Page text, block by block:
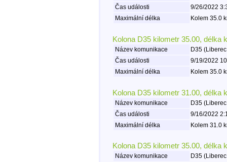
Čas události
9/26/2022
Maximální délka
Kolem 35.0
Kolona D35 kilometr 35.00, délka
Název komunikace
D35
Čas události
9/19/2022
Maximální délka
Kolem 35.0
Kolona D35 kilometr 31.00, délka
Název komunikace
D35
Čas události
9/16/2022
Maximální délka
Kolem 31.0
Kolona D35 kilometr 35.00, délka
Název komunikace
D35